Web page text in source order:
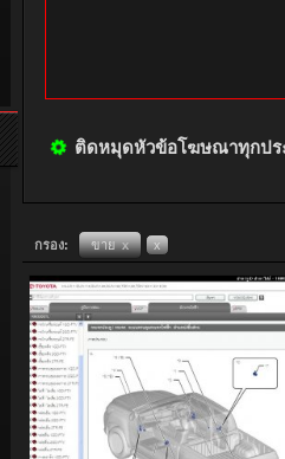
ติดหมุดหัวข้อโฆษณาทุกปร
กรอง: ขาย x x